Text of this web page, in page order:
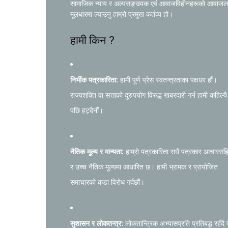
सामाजिक न्याय र अल्पसङ्ख्यक एवं आवाजविहीनहरूको
मूलधारमा ल्याउनु हाम्रो प्रमुख कर्तव्य हो।
हामी किन ?
निर्भीक पत्रकारिता: हामी पूर्ण प्रेस स्वतन्त्रताका पक्षधर हौं।
राज्यशक्ति वा सत्ताको दुरुपयोग विरुद्ध खबरदारी गर्न हामी कहिल्यै
पछि हट्दैनौं।
नैतिक मूल्य र मान्यता: हाम्रो पत्रकारिता सधैं पत्रकार
र उच्च नैतिक मूल्यमा आधारित छ। हामी भ्रामक र प्रायोजित
समाचारको कडा विरोध गर्दछौं।
सुशासन र लोकतन्त्र: लोकतान्त्रिक अभ्यासप्रति प्रतिबद्ध रहँदै